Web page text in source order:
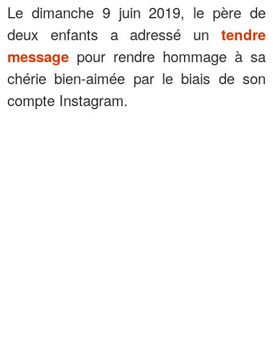
Le dimanche 9 juin 2019, le père de
deux enfants a adressé un tendre
message pour rendre hommage à sa
chérie bien-aimée par le biais de son
compte Instagram.